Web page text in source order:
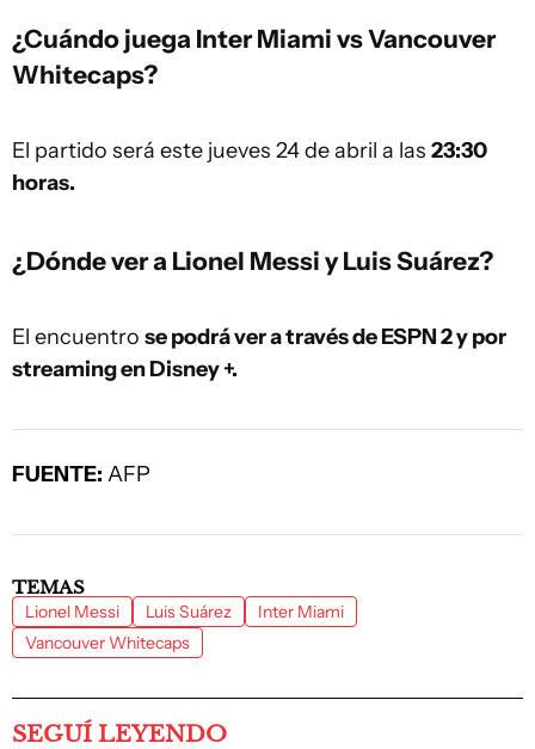
¿Cuándo juega Inter Miami vs Vancouver
Whitecaps?
El partido será este jueves 24 de abril a las 23:30
horas.
¿Dónde ver a Lionel Messi y Luis Suárez?
El encuentro se podrá ver a través de ESPN 2 y por
streaming en Disney +.
FUENTE: AFP
TEMAS
Lionel Messi Luis Suárez
Inter Miami
Vancouver Whitecaps
SEGUÍ LEYENDO